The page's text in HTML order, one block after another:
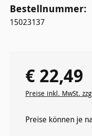
Bestellnummer:
15023137
Regulärer Preis:
€ 22,49
Preise inkl. MwSt.
Preise können je